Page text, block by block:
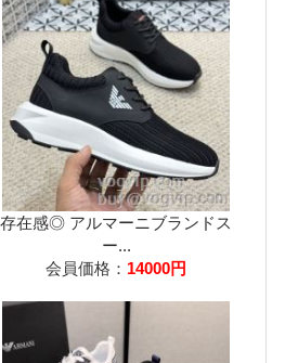
存在感◎ アルマーニブランドス
ー...
会員価格： 14000円